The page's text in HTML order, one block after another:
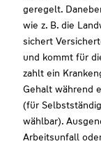
geregelt.
wie z. B. die
sichert
und kommt für
zahlt ein
Gehalt während
(für
wählbar).
Arbeitsunfall